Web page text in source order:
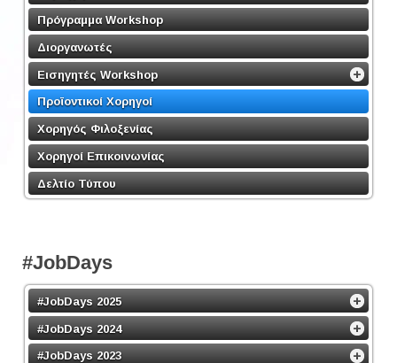
Πρόγραμμα Workshop
Διοργανωτές
Εισηγητές Workshop
Προϊοντικοί Χορηγοί
Χορηγός Φιλοξενίας
Χορηγοί Επικοινωνίας
Δελτίο Τύπου
#JobDays
#JobDays 2025
#JobDays 2024
#JobDays 2023